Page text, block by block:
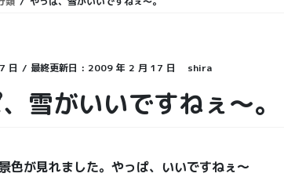
日 / 最終更新日 : 2009 年 2 月 17 日 shira
雪がいいですねぇ〜。
色が見れました。やっぱ、いいですねぇ〜